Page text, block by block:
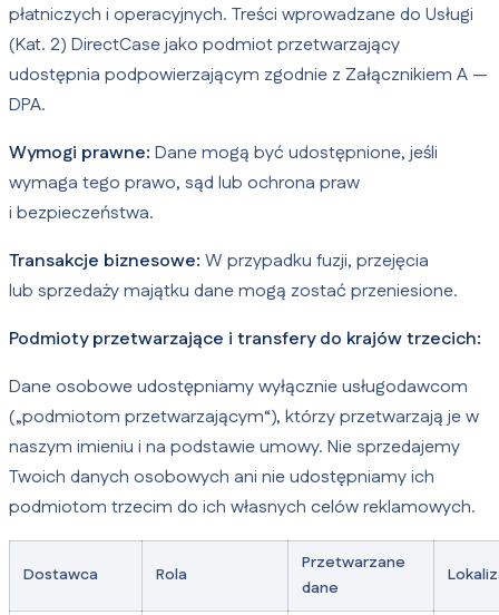
płatniczych i operacyjnych. Treści wprowadzane do Usługi
(Kat. 2) DirectCase jako podmiot przetwarzający
udostępnia podpowierzającym zgodnie z Załącznikiem A —
DPA.
Wymogi prawne: Dane mogą być udostępnione, jeśli
wymaga tego prawo, sąd lub ochrona praw
i bezpieczeństwa.
Transakcje biznesowe: W przypadku fuzji, przejęcia
lub sprzedaży majątku dane mogą zostać przeniesione.
Podmioty przetwarzające i transfery do krajów trzecich:
Dane osobowe udostępniamy wyłącznie usługodawcom
(„podmiotom przetwarzającym“), którzy przetwarzają je w
naszym imieniu i na podstawie umowy. Nie sprzedajemy
Twoich danych osobowych ani nie udostępniamy ich
podmiotom trzecim do ich własnych celów reklamowych.
Dostawca Rola
Przetwarzane
dane